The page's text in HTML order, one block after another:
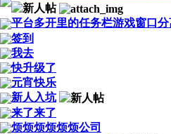
平台多开里的任务栏游戏窗口
签到
我去
快升级了
元宵快乐
新人入坑
来了来了
烦烦烦烦烦烦公司